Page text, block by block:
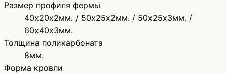
Размер профиля фермы
40х20х2мм. / 50х25х2мм. / 50х25х3мм. /
60х40х3мм.
Толщина поликарбоната
8мм.
Форма кровли